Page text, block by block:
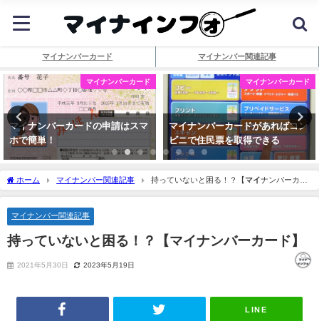
マイナンバーカード マイナンバー関連記事
マイナンバーカード
マイナンバーカードの申請はスマ
ホで簡単！
マイナンバーカード
マイナンバーカードがあればコン
ビニで住民票を取得できる
ホーム マイナンバー関連記事 持っていないと困る！？【マイナンバーカー
ド】
マイナンバー関連記事
持っていないと困る！？【 マイナンバーカード】
2021年5月30日 2023年5月19日
LINE